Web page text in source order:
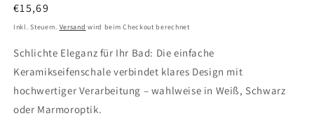
Normaler
Preis
€15,69
Inkl. Steuern. Versand wird beim Checkout berechnet
Schlichte Eleganz für Ihr Bad: Die einfache
Keramikseifenschale verbindet klares Design mit
hochwertiger Verarbeitung – wahlweise in Weiß, Schwarz
oder Marmoroptik.